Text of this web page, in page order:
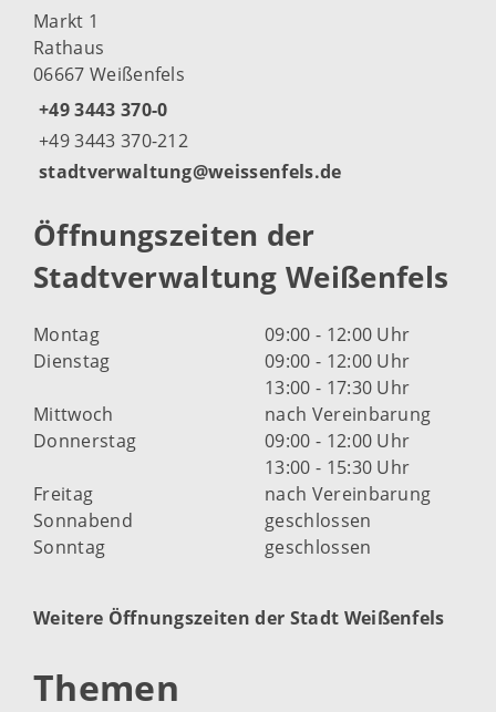
Markt 1
Rathaus
06667 Weißenfels
+49 3443 370-0
+49 3443 370-212
stadtverwaltung@weissenfels.de
Öffnungszeiten der
Stadtverwaltung Weißenfels
Montag
09:00 - 12:00 Uhr
Dienstag
09:00 - 12:00 Uhr
13:00 - 17:30 Uhr
Mittwoch
nach Vereinbarung
Donnerstag
09:00 - 12:00 Uhr
13:00 - 15:30 Uhr
Freitag
nach Vereinbarung
Sonnabend
geschlossen
Sonntag
geschlossen
Weitere Öffnungszeiten der Stadt Weißenfels
Themen